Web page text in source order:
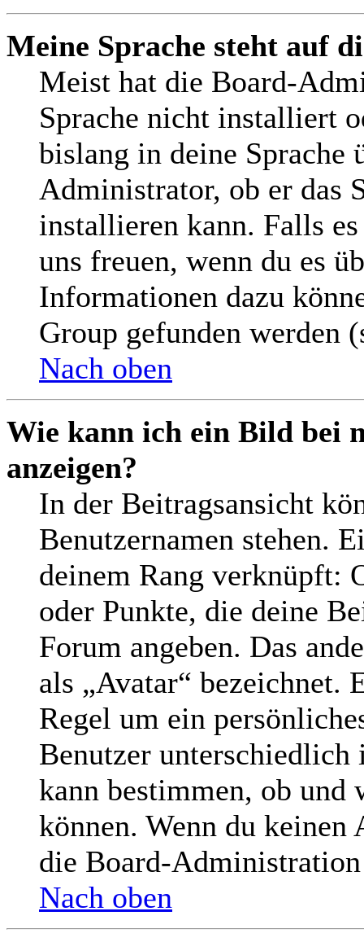
Meine Sprache steht auf
Meist hat die Board-
Sprache nicht installiert
bislang in deine Sprache
Administrator, ob er das
installieren kann. Falls
uns freuen, wenn du es
Informationen dazu
Group gefunden werden
Nach oben
Wie kann ich ein Bild bei
anzeigen?
In der Beitragsansicht
Benutzernamen stehen.
deinem Rang verknüpft:
oder Punkte, die deine
Forum angeben. Das
als „Avatar“ bezeichnet.
Regel um ein
Benutzer
kann bestimmen, ob und
können. Wenn du keinen
die Board-
Nach oben